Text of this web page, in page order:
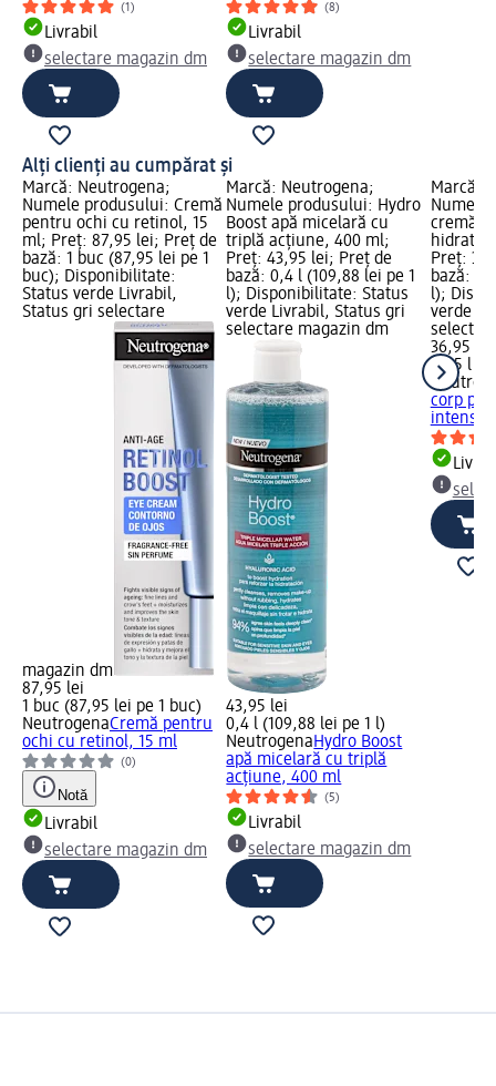
(1)
Livrabil
selectare magazin dm
(8)
Livrabil
selectare magazin dm
Alți clienți au cumpărat și
Marcă: Neutrogena;
Numele produsului: Cremă
pentru ochi cu retinol, 15
ml; Preț: 87,95 lei; Preț de
bază: 1 buc (87,95 lei pe 1
buc); Disponibilitate:
Status verde Livrabil,
Status gri selectare
magazin dm
87,95 lei
1 buc (87,95 lei pe 1 buc)
NeutrogenaCremă pentru
ochi cu retinol, 15 ml
(0)
Notă
Livrabil
selectare magazin dm
Marcă: Neutrogena;
Numele produsului: Hydro
Boost apă micelară cu
triplă acţiune, 400 ml;
Preț: 43,95 lei; Preț de
bază: 0,4 l (109,88 lei pe 1
l); Disponibilitate: Status
verde Livrabil, Status gri
selectare magazin dm
43,95 lei
0,4 l (109,88 lei pe 1 l)
NeutrogenaHydro Boost
apă micelară cu triplă
acţiune, 400 ml
(5)
Livrabil
selectare magazin dm
Marcă:
Numele
cremă
Preț:
bază:
l);
verde
36,95 lei
0,25 l
corp
intensă,